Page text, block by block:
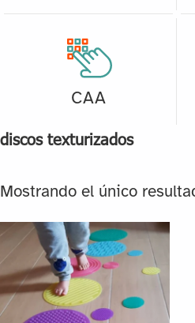
CAA
discos texturizados
Mostrando el único